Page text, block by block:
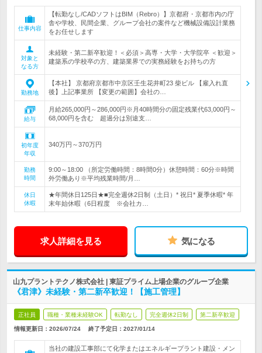
仕事内容
【転勤なし/CADソフトはBIM（Rebro）】京都府・京都市内の庁
舎や学校、民間企業、グループ会社の案件など機械設備設計業務
をお任せします
対象と
なる方
未経験・第二新卒歓迎！＜必須＞高専・大学・大学院卒 ＜歓迎＞
建築系の学校卒の方、建築業界での実務経験をお持ちの方
勤務地
【本社】 京都府京都市中京区壬生花井町23 柴ビル 【雇入れ直
後】上記事業所 【変更の範囲】会社の…
給与
月給265,000円～286,000円※月40時間分の固定残業代63,000円～
68,000円を含む 超過分は別途支…
初年度
年収
340万円～370万円
勤務
時間
9:00～18:00 （所定労働時間：8時間0分）休憩時間：60分※時間
外労働あり※平均残業時間/月…
休日
休暇
★年間休日125日★■完全週休2日制（土日）* 祝日* 夏季休暇* 年
末年始休暇（6日程度 ※会社カ…
求人詳細を見る 気になる
山九プラントテクノ株式会社 | 東証プライム上場企業のグループ企業
《君津》未経験・第二新卒歓迎！【施工管理】
正社員 職種・業種未経験OK 転勤なし 完全週休2日制 第二新卒歓迎
情報更新日：2026/07/24 終了予定日： 2027/01/14
当社の建設工事部にて化学またはエネルギープラント建設・メン